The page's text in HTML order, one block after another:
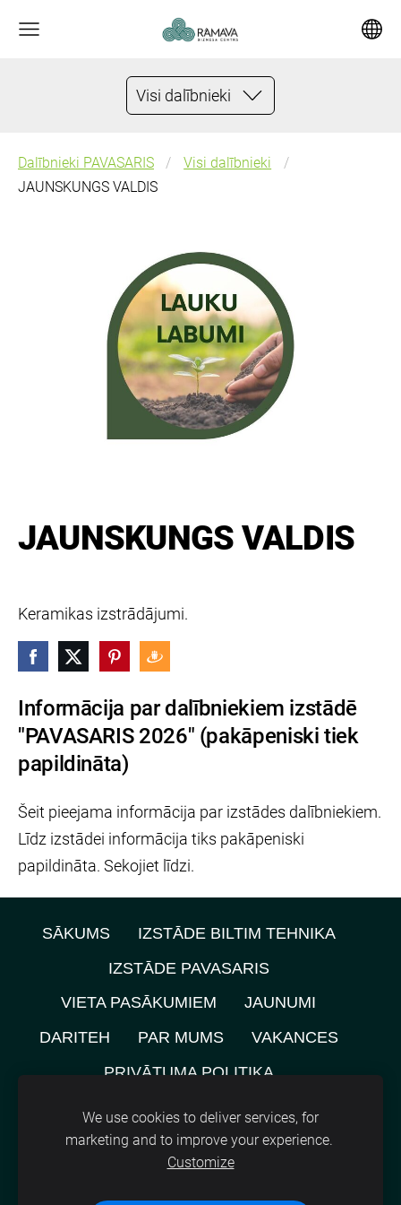
Visi dalībnieki
Informācija par dalībniekiem izstādē
"PAVASARIS 2026" (pakāpeniski tiek
papildināta)
Šeit pieejama informācija par izstādes dalībniekiem.
Līdz izstādei informācija tiks pakāpeniski
papildināta. Sekojiet līdzi.
Dalībnieki PAVASARIS
Visi dalībnieki
JAUNSKUNGS VALDIS
JAUNSKUNGS VALDIS
Keramikas izstrādājumi.
SĀKUMS
IZSTĀDE BILTIM TEHNIKA
IZSTĀDE PAVASARIS
VIETA PASĀKUMIEM
JAUNUMI
DARITEH
PAR MUMS
VAKANCES
PRIVĀTUMA POLITIKA
NOMNIEKU KARTE
KONTAKTI
SĪKDATNES
©2021, SIA A.M.L.
We use cookies to deliver services, for
marketing and to improve your experience.
Customize